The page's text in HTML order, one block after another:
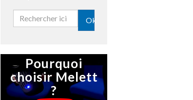
Ok
Pourquoi
choisir Melett
?